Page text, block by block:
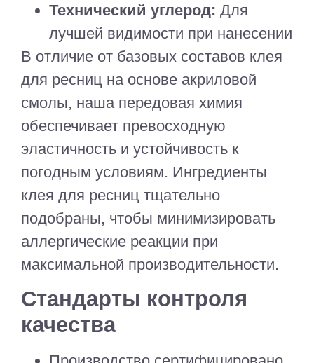
Технический углерод: Для
лучшей видимости при нанесении
В отличие от базовых составов клея
для ресниц на основе акриловой
смолы, наша передовая химия
обеспечивает превосходную
эластичность и устойчивость к
погодным условиям. Ингредиенты
клея для ресниц тщательно
подобраны, чтобы минимизировать
аллергические реакции при
максимальной производительности.
Стандарты контроля
качества